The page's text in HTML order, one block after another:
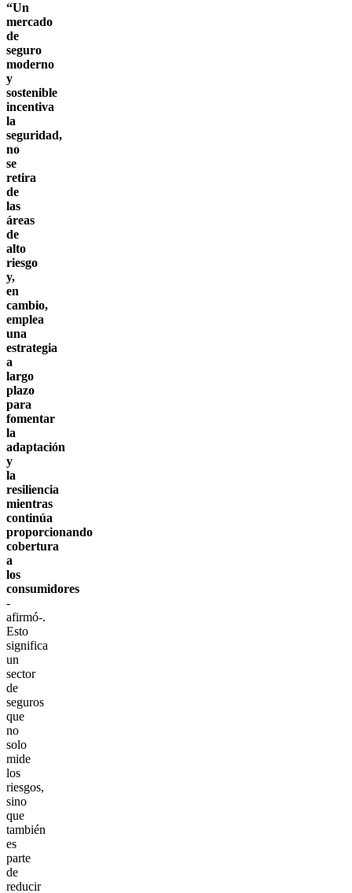
“Un
mercado
de
seguro
moderno
y
sostenible
incentiva
la
seguridad,
no
se
retira
de
las
áreas
de
alto
riesgo
y,
en
cambio,
emplea
una
estrategia
a
largo
plazo
para
fomentar
la
adaptación
y
la
resiliencia
mientras
continúa
proporcionando
cobertura
a
los
consumidores
-
afirmó-.
Esto
significa
un
sector
de
seguros
que
no
solo
mide
los
riesgos,
sino
que
también
es
parte
de
reducir